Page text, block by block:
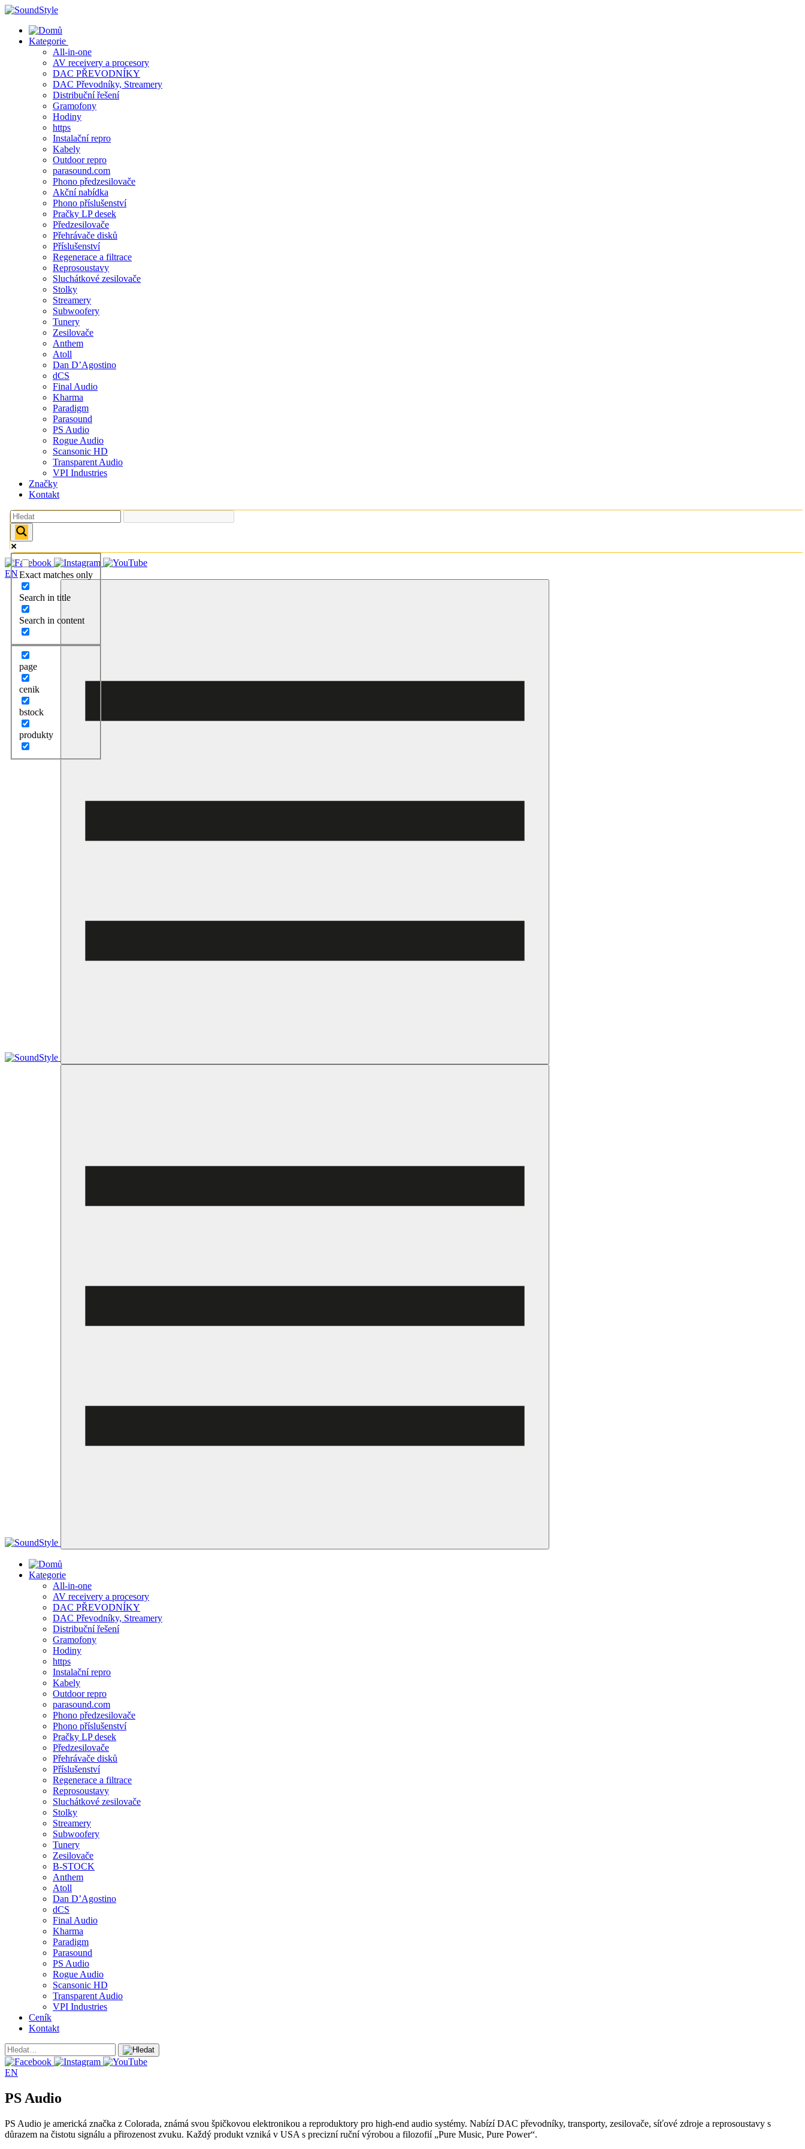
Skip
content
Kategorie
All-in-one
AV receivery a procesory
DAC PŘEVODNÍKY
DAC Převodníky, Streamery
Distribuční řešení
Gramofony
Hodiny
https
Instalační repro
Kabely
Outdoor repro
parasound.com
Phono předzesilovače
Akční nabídka
Phono příslušenství
Pračky LP desek
Předzesilovače
Přehrávače disků
Příslušenství
Regenerace a filtrace
Reprosoustavy
Sluchátkové zesilovače
Stolky
Streamery
Subwoofery
Tunery
Zesilovače
Anthem
Atoll
Dan D’Agostino
dCS
Final Audio
Kharma
Paradigm
Parasound
PS Audio
Rogue Audio
Scansonic HD
Transparent Audio
VPI Industries
Značky
Kontakt
Exact matches only
Search in title
Search in content
page
cenik
bstock
produkty
EN
Kategorie
All-in-one
AV receivery a procesory
DAC PŘEVODNÍKY
DAC Převodníky, Streamery
Distribuční řešení
Gramofony
Hodiny
https
Instalační repro
Kabely
Outdoor repro
parasound.com
Phono předzesilovače
Phono příslušenství
Pračky LP desek
Předzesilovače
Přehrávače disků
Příslušenství
Regenerace a filtrace
Reprosoustavy
Sluchátkové zesilovače
Stolky
Streamery
Subwoofery
Tunery
Zesilovače
B-STOCK
Anthem
Atoll
Dan D’Agostino
dCS
Final Audio
Kharma
Paradigm
Parasound
PS Audio
Rogue Audio
Scansonic HD
Transparent Audio
VPI Industries
Ceník
Kontakt
EN
PS Audio
PS Audio je americká značka z Colorada, známá svou špičkovou elektronikou a reproduktory pro high-end audio systémy. Nabízí DAC převodníky, transporty, zesilovače, síťové zdroje a reprosoustavy s
důrazem na čistotu signálu a přirozenost zvuku. Každý produkt vzniká v USA s precizní ruční výrobou a filozofií „Pure Music, Pure Power“.